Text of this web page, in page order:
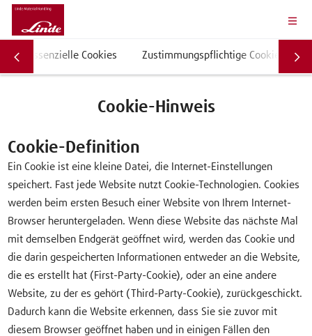
Essenzielle Cookies Zustimmungspflichtige Cookies
Cookie-Hinweis
Cookie-Definition
Ein Cookie ist eine kleine Datei, die Internet-Einstellungen
speichert. Fast jede Website nutzt Cookie-Technologien. Cookies
werden beim ersten Besuch einer Website von Ihrem Internet-
Browser heruntergeladen. Wenn diese Website das nächste Mal
mit demselben Endgerät geöffnet wird, werden das Cookie und
die darin gespeicherten Informationen entweder an die Website,
die es erstellt hat (First-Party-Cookie), oder an eine andere
Website, zu der es gehört (Third-Party-Cookie), zurückgeschickt.
Dadurch kann die Website erkennen, dass Sie sie zuvor mit
diesem Browser geöffnet haben und in einigen Fällen den